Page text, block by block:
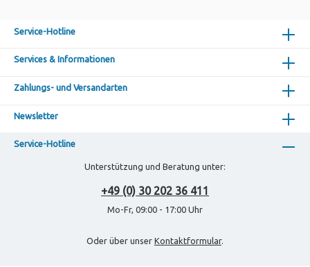
Service-Hotline
Services & Informationen
Zahlungs- und Versandarten
Newsletter
Service-Hotline
Unterstützung und Beratung unter:
+49 (0) 30 202 36 411
Mo-Fr, 09:00 - 17:00 Uhr
Oder über unser Kontaktformular.